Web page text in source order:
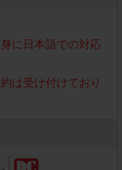
に日本語での対応
は受け付けており